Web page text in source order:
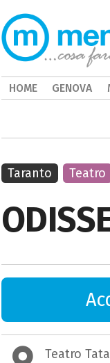
Teatro
Taranto Teatro
HOME GENOVA